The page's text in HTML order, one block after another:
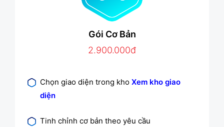
Gói Cơ Bản
2.900.000đ
Chọn giao diện trong kho Xem kho giao
diện
Tinh chỉnh cơ bản theo yêu cầu